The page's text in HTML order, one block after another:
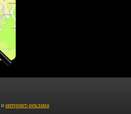
и интернет-реклама